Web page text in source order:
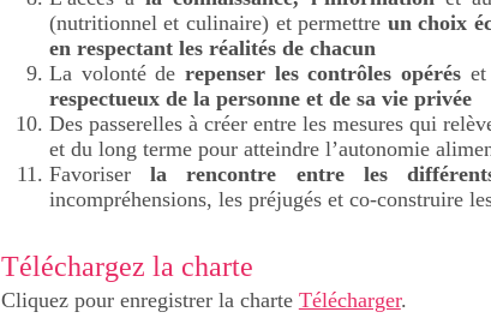
(nutritionnel et culinaire) et permettre un choix
en respectant les réalités de chacun
La volonté de repenser les contrôles opéréset
respectueux de la personne et de sa vie privée
Des passerelles à créer entre les mesures qui
et du long terme pour atteindre l’autonomie
Favoriserla rencontre entre les
incompréhensions, les préjugés et co-construire
Téléchargez la charte
Cliquez pour enregistrer la charte Télécharger.